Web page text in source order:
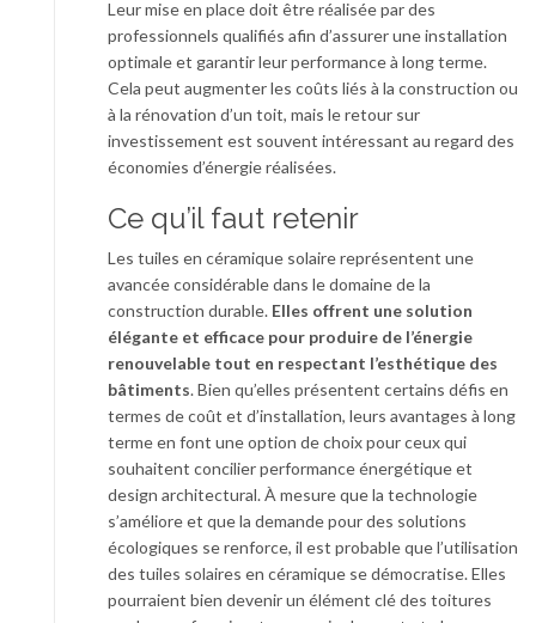
Leur mise en place doit être réalisée par des
professionnels qualifiés afin d’assurer une installation
optimale et garantir leur performance à long terme.
Cela peut augmenter les coûts liés à la construction ou
à la rénovation d’un toit, mais le retour sur
investissement est souvent intéressant au regard des
économies d’énergie réalisées.
Ce qu’il faut retenir
Les tuiles en céramique solaire représentent une
avancée considérable dans le domaine de la
construction durable. Elles offrent une solution
élégante et efficace pour produire de l’énergie
renouvelable tout en respectant l’esthétique des
bâtiments. Bien qu’elles présentent certains défis en
termes de coût et d’installation, leurs avantages à long
terme en font une option de choix pour ceux qui
souhaitent concilier performance énergétique et
design architectural. À mesure que la technologie
s’améliore et que la demande pour des solutions
écologiques se renforce, il est probable que l’utilisation
des tuiles solaires en céramique se démocratise. Elles
pourraient bien devenir un élément clé des toitures